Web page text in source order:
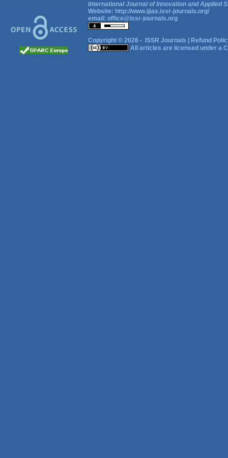
International Journal of Innovation and Applied
Website: http://www.ijias.issr-journals.org/
email: office@issr-journals.org
Copyright © 2026 - ISSR Journals
Refund
All articles are licensed under a